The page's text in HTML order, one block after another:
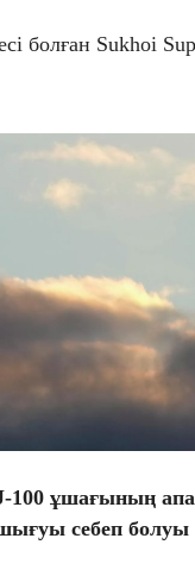
болған Sukhoi
100 ұшағының
себеп